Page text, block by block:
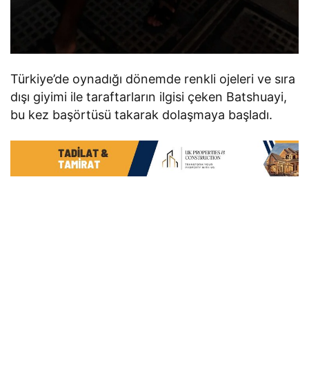
Türkiye’de oynadığı dönemde renkli ojeleri ve sıra
dışı giyimi ile taraftarların ilgisi çeken Batshuayi,
bu kez başörtüsü takarak dolaşmaya başladı.